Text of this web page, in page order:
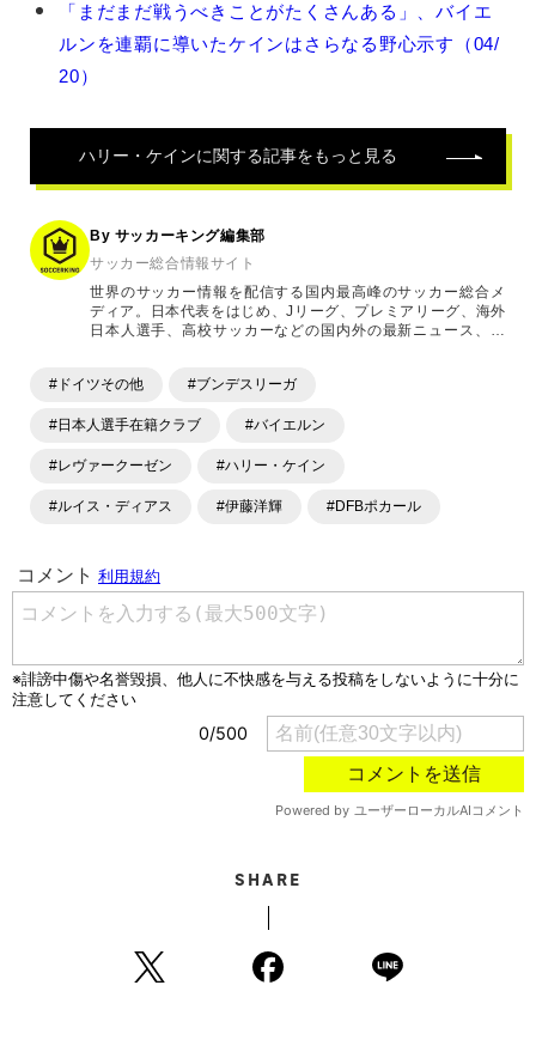
ン
「まだまだ戦うべきことがたくさんある」、バイエ
ルンを連覇に導いたケインはさらなる野心示す（04/
20）
ハリー・ケインに関する記事をもっと見る
By サッカーキング編集部
サッカー総合情報サイト
世界のサッカー情報を配信する国内最高峰のサッカー総合メ
ディア。日本代表をはじめ、Jリーグ、プレミアリーグ、海外
日本人選手、高校サッカーなどの国内外の最新ニュース、コ
ます。「X」「Instagram」「YouTube」「TikTok」など、
#ドイツその他 #ブンデスリーガ
#日本人選手在籍クラブ #バイエルン
#レヴァークーゼン #ハリー・ケイン
#ルイス・ディアス #伊藤洋輝 #DFBポカール
SHARE